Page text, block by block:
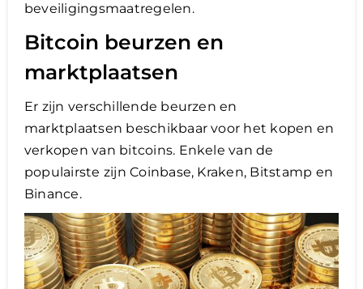
beveiligingsmaatregelen.
Bitcoin beurzen en
marktplaatsen
Er zijn verschillende beurzen en
marktplaatsen beschikbaar voor het kopen en
verkopen van bitcoins. Enkele van de
populairste zijn Coinbase, Kraken, Bitstamp en
Binance.